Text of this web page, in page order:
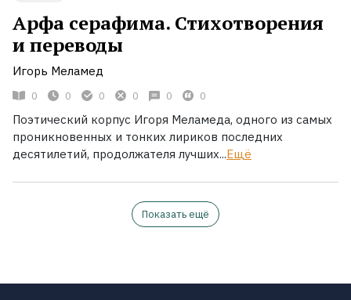
Арфа серафима. Стихотворения
и переводы
Игорь Меламед
0 0 0 0 0 0
Поэтический корпус Игоря Меламеда, одного из самых
проникновенных и тонких лириков последних
десятилетий, продолжателя лучших...Ещё
Показать ещё